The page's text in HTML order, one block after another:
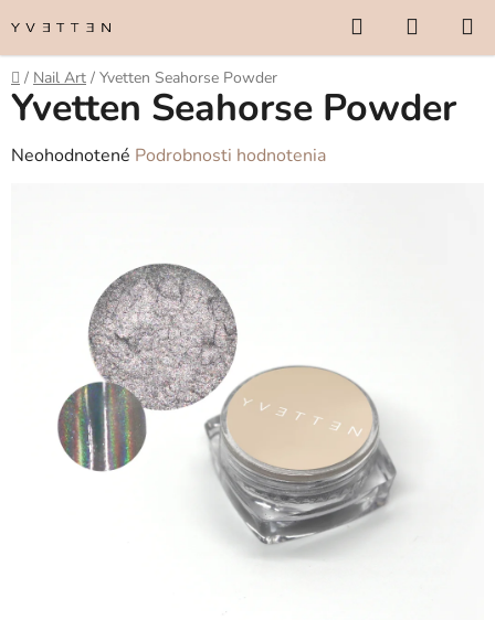
na
obsah
Hľadať
KOŠÍK
Domov
/ Nail Art / Yvetten Seahorse Powder
Yvetten Seahorse Powder
Priemerné
hviezdičiek.
Neohodnotené Podrobnosti hodnotenia